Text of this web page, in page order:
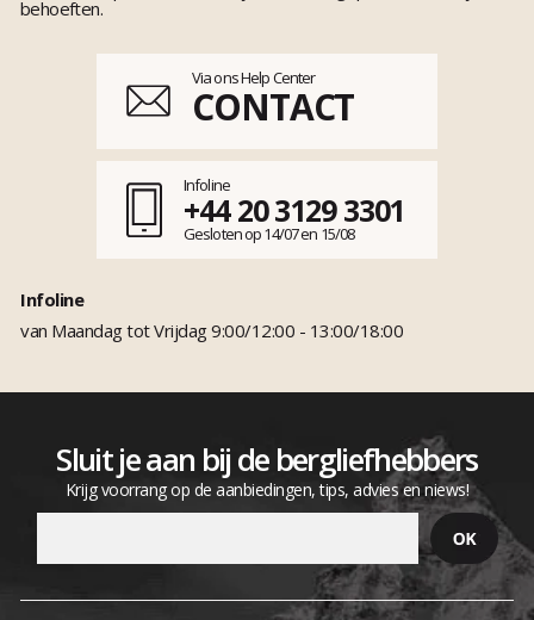
behoeften.
Via ons Help Center
CONTACT
Infoline
+44 20 3129 3301
Gesloten op 14/07 en 15/08
Infoline
van Maandag tot Vrijdag 9:00/12:00 - 13:00/18:00
Sluit je aan bij de bergliefhebbers
Krijg voorrang op de aanbiedingen, tips, advies en niews!